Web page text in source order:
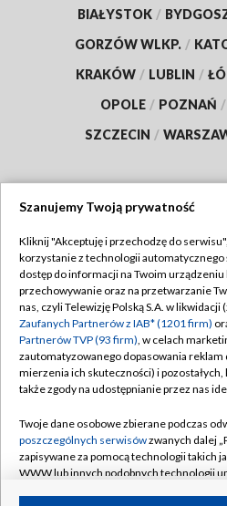
BIAŁYSTOK /
GORZÓW WLKP. /
KRAKÓW / LUBLIN /
OPOLE / POZNAŃ /
SZCZECIN /
TVP
Abonament TVP
Emisja w TVP
Centrum informacji TVP
Naziemna Telewizja Cyfrowa
Rada Programowa
System NOS
Informacje o nadawcy
Polityka
Moje
Szanujemy Twoją prywatność
Kliknij "Akceptuję i przechodzę do
korzystanie z technologii automatycznego
dostęp do informacji na Twoim
przechowywanie oraz na przetwarzanie
nas, czyli Telewizję Polską S.A. w likwidacji
Zaufanych Partnerów z IAB* (1201 firm)
Partnerów TVP (93 firm), w celach
zautomatyzowanego dopasowania
mierzenia ich skuteczności) i
także zgody na udostępnianie przez nas
Twoje dane osobowe zbierane podczas
poszczególnych serwisówzwanych dalej
zapisywane za pomocą technologii takich
WWW lub innych podobnych technologii